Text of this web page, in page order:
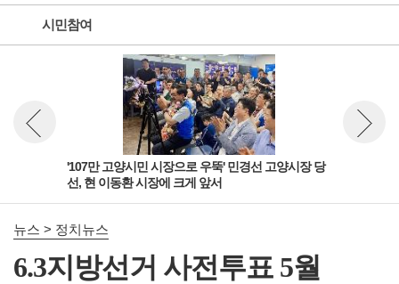
시민참여
'107만 고양시민 시장으로 우뚝' 민경선 고양시장 당
선, 현 이동환 시장에 크게 앞서
뉴스 이전보기
뉴스 > 정치뉴스
6.3지방선거 사전투표 5월